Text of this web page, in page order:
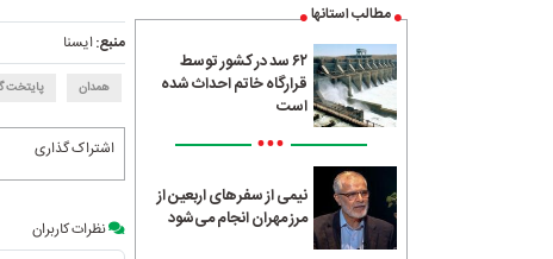
مطالب استانها
۶۲ سد در کشور توسط
قرارگاه خاتم احداث شده
است
•••
نیمی از سفرهای اربعین از
مرز مهران انجام می‌شود
منبع:ایسنا
همدان پایتخت
اشتراک گذاری
نظرات کاربران